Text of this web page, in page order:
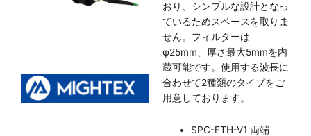
おり、シンプルな設計となっ
ているためスペースを取りま
せん。フィルターは
φ25mm、厚さ最大5mmを内
蔵可能です。使用する波長に
合わせて2種類のタイプをご
用意しております。
SPC-FTH-V1 両端